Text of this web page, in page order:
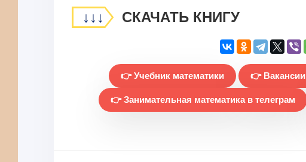
↓↓↓ СКАЧАТЬ КНИГУ
👉 Учебник математики 👉 Вакансии
👉 Занимательная математика в телеграм